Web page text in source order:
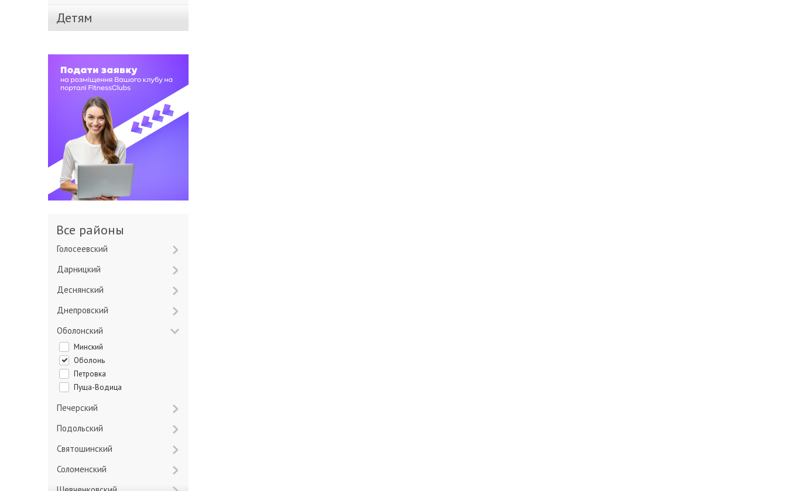
Детям
Все районы
Голосеевский
Дарницкий
Деснянский
Днепровский
Оболонский
Минский
Оболонь
Петровка
Пуща-Водица
Печерский
Подольский
Святошинский
Соломенский